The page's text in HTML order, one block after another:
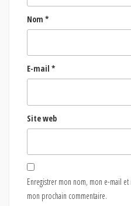
Nom *
E-mail *
Site web
Enregistrer mon nom, mon e-mail
mon prochain commentaire.